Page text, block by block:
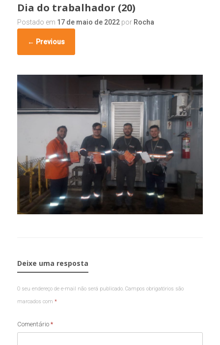
Dia do trabalhador (20)
Postado em 17 de maio de 2022 por Rocha
← Previous
Deixe uma resposta
O seu endereço de e-mail não será publicado. Campos obrigatórios são
marcados com *
Comentário *